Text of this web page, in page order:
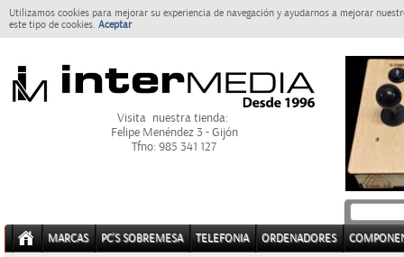
Utilizamos cookies para mejorar su experiencia de navegación y ayudarnos a mejorar
este tipo de cookies. Aceptar
Visita nuestra tienda:
Felipe Menéndez 3 - Gijón
Tfno: 985 341 127
MARCAS PC'S SOBREMESA TELEFONIA ORDENADORES